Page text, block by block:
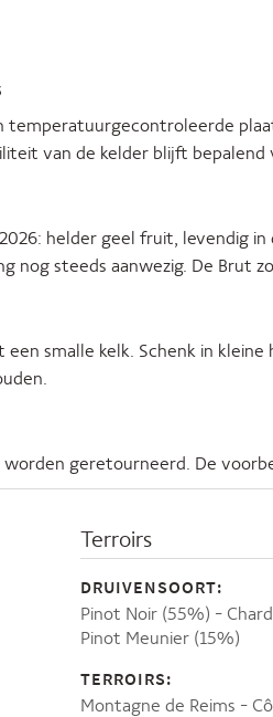
temperatuurgecontroleerde
van de kelder blijft
helder geel fruit, levendig
nog steeds aanwezig. De Brut
een smalle kelk. Schenk in
geretourneerd. De
Terroirs
DRUIVENSOORT:
Pinot Noir (55%)
Pinot Meunier (15%)
TERROIRS:
Montagne de Reims